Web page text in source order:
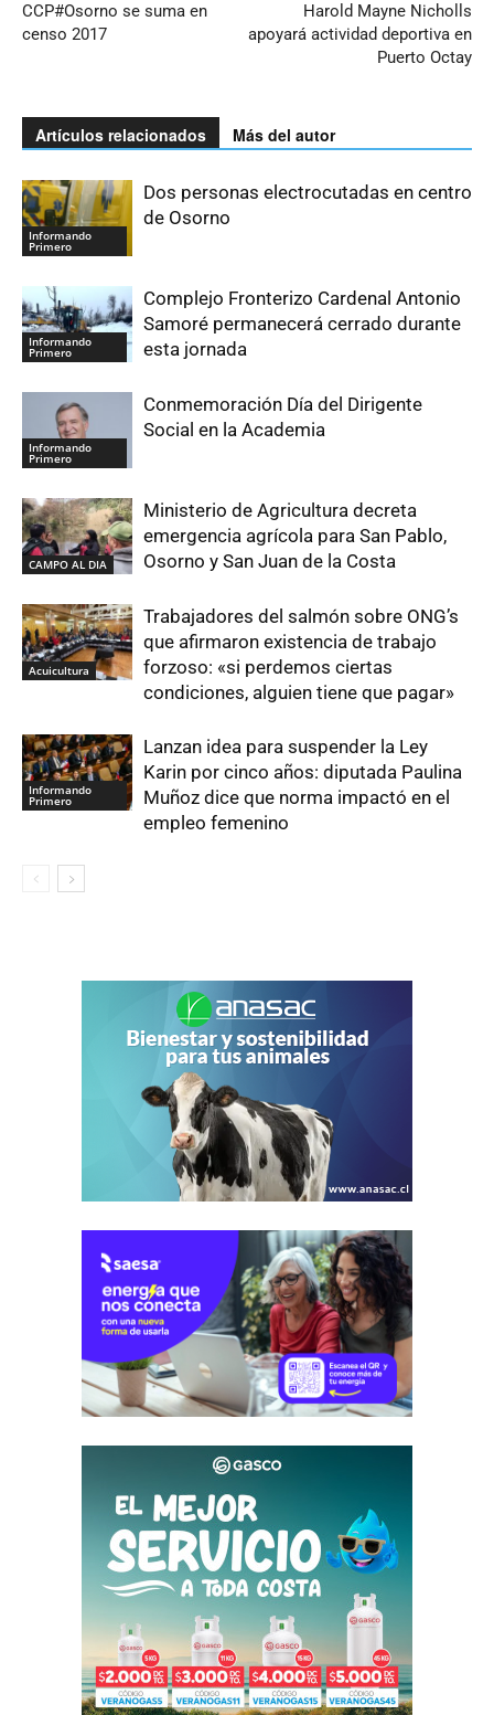
CCP#Osorno se suma en
censo 2017
Harold Mayne Nicholls
apoyará actividad deportiva en
Puerto Octay
Artículos relacionados Más del autor
Informando
Primero
Dos personas electrocutadas en centro
de Osorno
Informando
Primero
Complejo Fronterizo Cardenal Antonio
Samoré permanecerá cerrado durante
esta jornada
Informando
Primero
Conmemoración Día del Dirigente
Social en la Academia
CAMPO AL DIA
Ministerio de Agricultura decreta
emergencia agrícola para San Pablo,
Osorno y San Juan de la Costa
Acuicultura
Trabajadores del salmón sobre ONG’s
que afirmaron existencia de trabajo
forzoso: «si perdemos ciertas
condiciones, alguien tiene que pagar»
Informando
Primero
Lanzan idea para suspender la Ley
Karin por cinco años: diputada Paulina
Muñoz dice que norma impactó en el
empleo femenino